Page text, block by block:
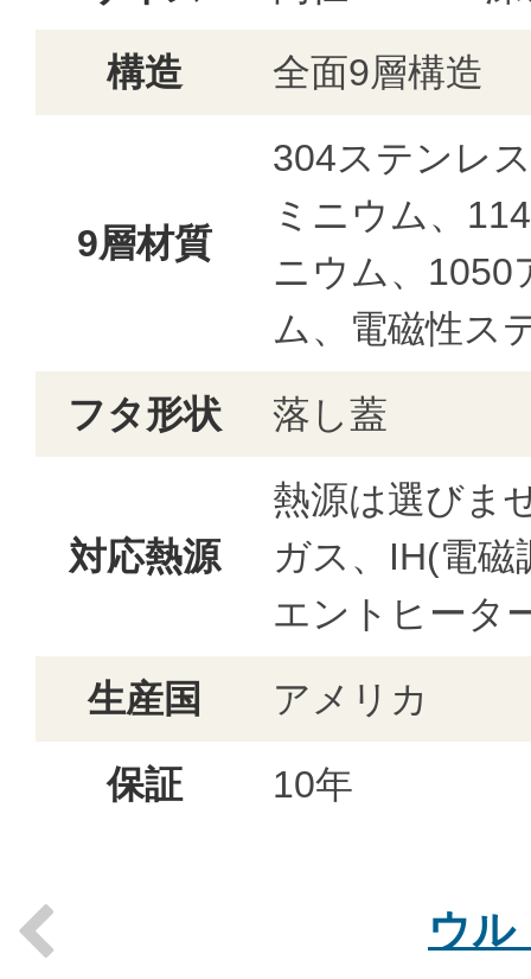
構造
全面9層構造
9層材質
304ステンレ
ミニウム、
ニウム、1050
ム、電磁性ス
フタ形状
落し蓋
対応熱源
熱源は選びま
ガス、IH(電
エントヒータ
生産国
アメリカ
保証
10年
ウル